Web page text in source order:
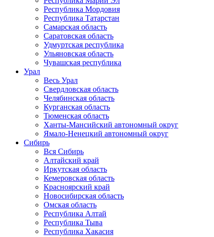
Республика Мордовия
Республика Татарстан
Самарская область
Саратовская область
Удмуртская республика
Ульяновская область
Чувашская республика
Урал
Весь Урал
Свердловская область
Челябинская область
Курганская область
Тюменская область
Ханты-Мансийский автономный округ
Ямало-Ненецкий автономный округ
Сибирь
Вся Сибирь
Алтайский край
Иркутская область
Кемеровская область
Красноярский край
Новосибирская область
Омская область
Республика Алтай
Республика Тыва
Республика Хакасия